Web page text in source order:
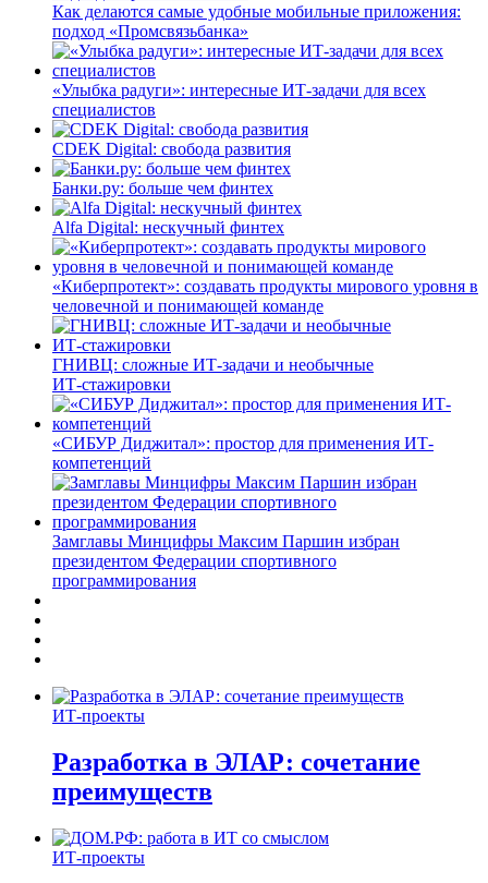
Как делаются самые удобные мобильные приложения:
подход «Промсвязьбанка»
«Улыбка радуги»: интересные ИТ-задачи для всех
специалистов
CDEK Digital: свобода развития
Банки.ру: больше чем финтех
Alfa Digital: нескучный финтех
«Киберпротект»: создавать продукты мирового уровня в
человечной и понимающей команде
ГНИВЦ: сложные ИТ‑задачи и необычные
ИТ‑стажировки
«СИБУР Диджитал»: простор для применения ИТ-
компетенций
Замглавы Минцифры Максим Паршин избран
президентом Федерации спортивного
программирования
ИТ-проекты
Разработка в ЭЛАР: сочетание
преимуществ
ИТ-проекты